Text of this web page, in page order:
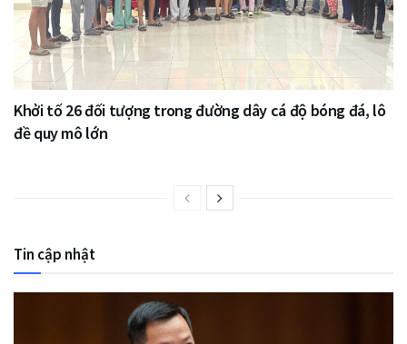
Khởi tố 26 đối tượng trong đường dây cá độ bóng đá, lô
đề quy mô lớn
Tin cập nhật